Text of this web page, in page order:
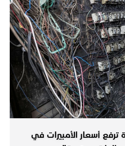
ترفع أسعار الأمبيرات في